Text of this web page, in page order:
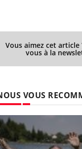
Vous aimez cet article
vous à la
VOUS